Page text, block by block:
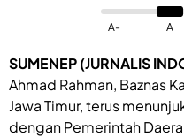
A- A
SUMENEP (JURNALIS
Ahmad Rahman, Baznas
Jawa Timur, terus
dengan Pemerintah